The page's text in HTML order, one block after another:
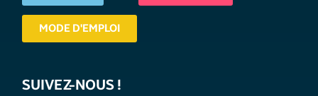
MODE D'EMPLOI
SUIVEZ-NOUS !